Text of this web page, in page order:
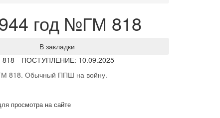
год №ГМ 818
В закладки
ПОСТУПЛЕНИЕ: 10.09.2025
818. Обычный ППШ на войну.
просмотра на сайте